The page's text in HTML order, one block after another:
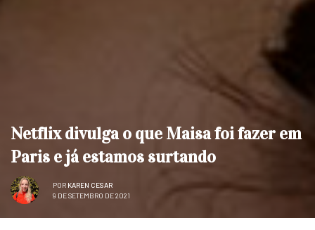
Netflix divulga o que Maisa foi fazer em
Paris e já estamos surtando
POR KAREN CESAR
9 DE SETEMBRO DE 2021